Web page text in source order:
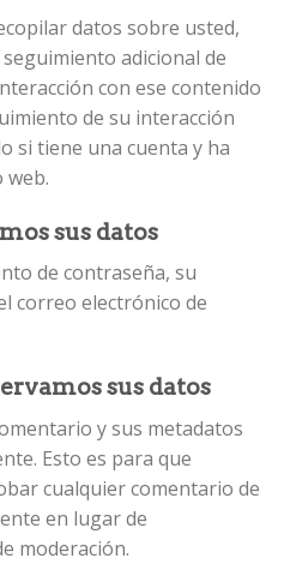
datos sobre usted,
adicional de
con ese contenido
de su interacción
si tiene una cuenta y ha
web.
sus datos
de contraseña, su
correo electrónico de
sus datos
y sus metadatos
Esto es para que
cualquier comentario de
en lugar de
moderación.